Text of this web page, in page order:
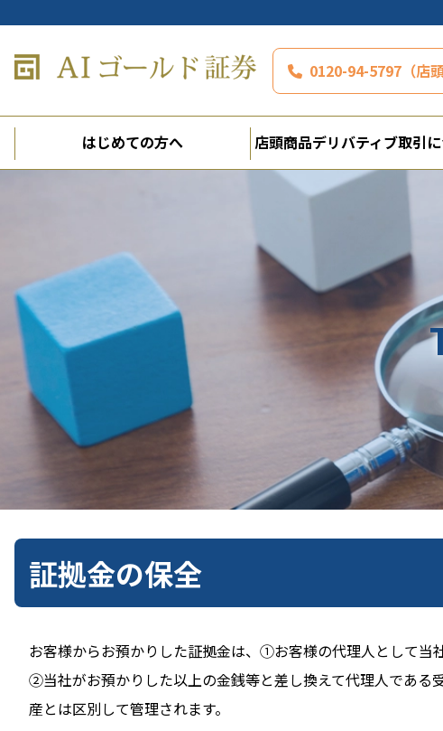
0120-94-5797（店頭
はじめての方へ 店頭商品デリバティブ取引
証拠金の保全
お客様からお預かりした証拠金は、①お客様の代理人として当
②当社がお預かりした以上の金銭等と差し換えて代理人である
産とは区別して管理されます。